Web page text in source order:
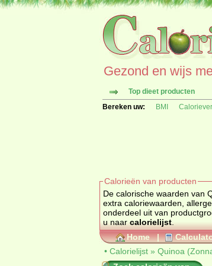
Gezond en wijs
Top dieet producten
Bereken uw:
BMI
Calorieën van producten
De calorische waarden van Quinoa
extra caloriewaarden,
onderdeel uit van
u naar calorielijst
Home |
• Calorielijst » Quinoa